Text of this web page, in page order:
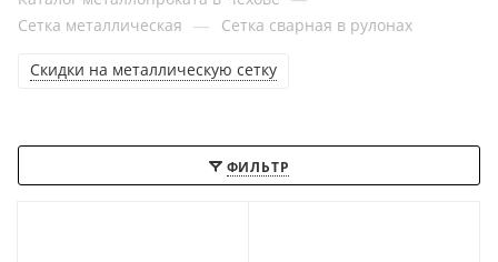
Сетка металлическая — Сетка сварная в рулонах
Скидки на металлическую сетку
ФИЛЬТР